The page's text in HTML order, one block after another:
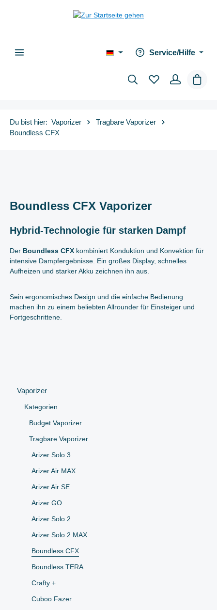
Service/Hilfe
Du bist hier: Vaporizer
Tragbare Vaporizer
Boundless CFX
Boundless CFX Vaporizer
Hybrid-Technologie für starken Dampf
Der Boundless CFX kombiniert Konduktion und Konvektion für
intensive Dampfergebnisse. Ein großes Display, schnelles
Aufheizen und starker Akku zeichnen ihn aus.
Sein ergonomisches Design und die einfache Bedienung
machen ihn zu einem beliebten Allrounder für Einsteiger und
Fortgeschrittene.
Vaporizer
Kategorien
Budget Vaporizer
Tragbare Vaporizer
Arizer Solo 3
Arizer Air MAX
Arizer Air SE
Arizer GO
Arizer Solo 2
Arizer Solo 2 MAX
Boundless CFX
Boundless TERA
Crafty +
Cuboo Fazer